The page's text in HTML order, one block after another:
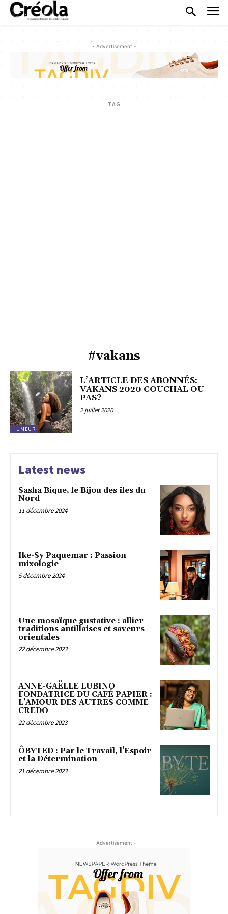
- Advertisement -
TAG
#vakans
HUMEUR
L’ARTICLE DES ABONNÉS:
VAKANS 2020 COUCHAL OU
PAS?
2 juillet 2020
Latest news
Sasha Bique, le Bijou des îles du
Nord
11 décembre 2024
Ike-Sy Paquemar : Passion
mixologie
5 décembre 2024
Une mosaïque gustative : allier
traditions antillaises et saveurs
orientales
22 décembre 2023
ANNE-GAËLLE LUBINO
FONDATRICE DU CAFÉ PAPIER :
L’AMOUR DES AUTRES COMME
CREDO
22 décembre 2023
ÔBYTED : Par le Travail, l’Espoir
et la Détermination
21 décembre 2023
- Advertisement -